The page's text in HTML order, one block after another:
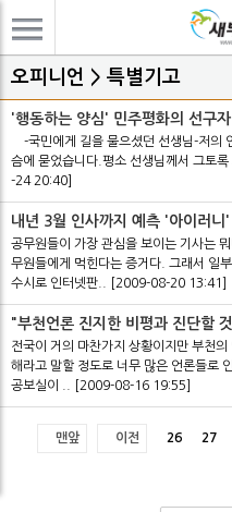
오피니언 > 특별기고
'행동하는 양심' 민주평화의 선구
-국민에게 길을 물으셨던 선생님-저의
슴에 묻었습니다.평소 선생님께서 그토
-24 20:40]
내년 3월 인사까지 예측 '아이러니'
공무원들이 가장 관심을 보이는 기사는
무원들에게 먹힌다는 증거다. 그래서 일
수시로 인터넷판..
[2009-08-20 13:41]
"부천언론 진지한 비평과 진단할
전국이 거의 마찬가지 상황이지만 부천
해라고 말할 정도로 너무 많은 언론들로
공보실이 ..
[2009-08-16 19:55]
맨앞 이전 26 27